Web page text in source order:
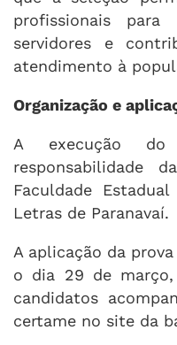
profissionais
servidores e
atendimento à
Organização e
A execução
responsabilidade
Faculdade
Letras de Paranavaí.
A aplicação da
o dia 29 de
candidatos
certame no site da